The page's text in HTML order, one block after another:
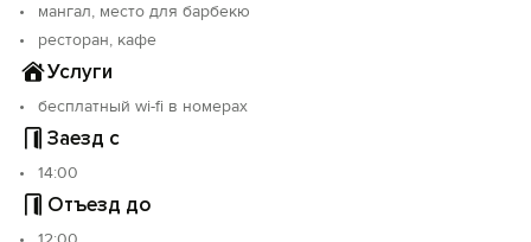
Добро пожаловать в Алушту!
Объект прошёл классификацию. Номер реестровой
записи: С912025008339.
мангал, место для барбекю
ресторан, кафе
Услуги
бесплатный wi-fi в номерах
Заезд с
14:00
Отъезд до